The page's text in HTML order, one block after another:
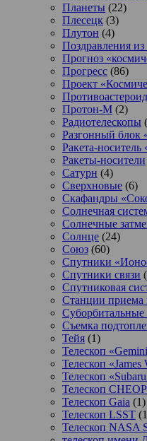
Планеты (22)
Плесецк (3)
Плутон (4)
Поздравления из
Прогноз
Прогресс (86)
Проект
Протон-М (2)
Радиотелескопы
Разгонный блок
Ракета-носитель
Ракеты-носители
Сатурн (4)
Сверхновые (6)
Скафандры
Солнечная
Солнечные
Солнце (24)
Союз (60)
Спутники
Спутники связи
Спутниковая
Станции
Суборбитальные
Съемка
Тейя (1)
Телескоп
Телескоп «James
Телескоп
Телескоп
Телескоп Gaia (1)
Телескоп LSST
Телескоп NASA